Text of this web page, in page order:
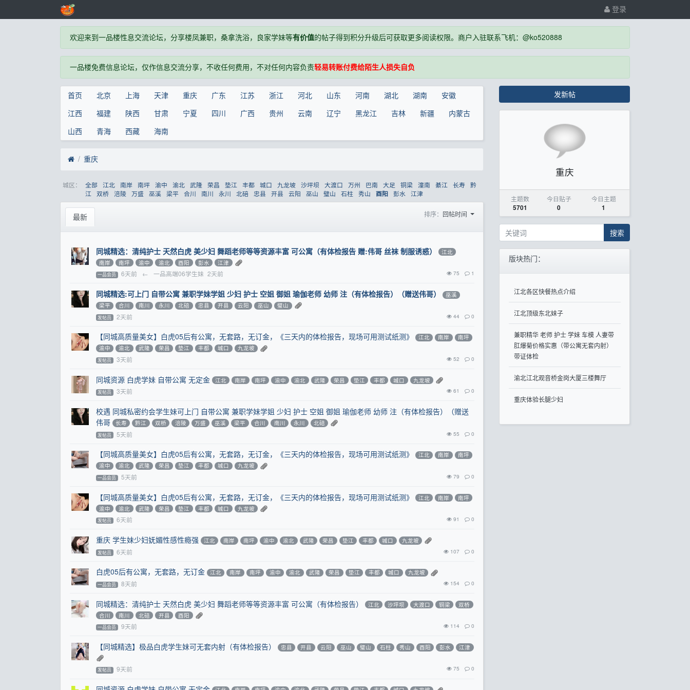
登录
欢迎来到一品楼性息交流论坛，分享楼凤兼职，桑拿洗浴，良家学妹等有价值的帖子得到积分升级后可获取更多阅读权限。商户入驻联系飞机：@ko520888
一品楼免费信息论坛，仅作信息交流分享，不收任何费用，不对任何内容负责轻易转账付费给陌生人损失自负
首页 北京 上海 天津 重庆 广东 江苏 浙江 河北 山东 河南 湖北 湖南
安徽
江西
福建 陕西 甘肃 宁夏 四川 广西 贵州 云南 辽宁 黑龙江 吉林 新疆
内蒙古
山西
青海 西藏 海南
重庆
城区： 全部 江北 南岸 南坪 渝中 渝北 武隆 荣昌 垫江 丰都 城口 九龙坡 沙坪坝 大渡口 万州 巴南 大足 铜梁 潼南 綦江 长寿 黔
江
双桥 涪陵 万盛 巫溪 梁平 合川 南川 永川 北碚 忠县 开县 云阳 巫山 璧山 石柱 秀山 酉阳 彭水 江津
最新 排序： 回帖时间
同城精选：清纯护士 天然白虎 美少妇 舞蹈老师等等资源丰富 可公寓（有体检报告 赠:伟哥 丝袜 制服诱惑）
江北
南岸
南坪 渝中 渝北 酉阳 彭水 江津
一品会员 6天前 ← 一品高端06学生妹 2天前 75 1
同城精选:可上门 自带公寓 兼职学妹学姐 少妇 护士 空姐 御姐 瑜伽老师 幼师 注（有体检报告）（赠送伟哥）
巫溪
梁平
合川 南川 永川 北碚 忠县 开县 云阳 巫山 璧山
发帖员 2天前 44 0
【同城高质量美女】白虎05后有公寓，无套路，无订金，《三天内的体检报告，现场可用测试纸测》 江北 南岸
南坪
渝中
渝北 武隆 荣昌 垫江 丰都 城口 九龙坡
发帖员 3天前 52 0
同城资源 白虎学妹 自带公寓 无定金 江北 南岸 南坪 渝中 渝北 武隆 荣昌 垫江 丰都 城口 九龙坡
发帖员 3天前 61 0
校遇 同城私密约会学生妹可上门 自带公寓 兼职学妹学姐 少妇 护士 空姐 御姐 瑜伽老师 幼师 注（有体检报告）（赠送
伟哥
长寿 黔江 双桥 涪陵 万盛 巫溪 梁平 合川 南川 永川 北碚
发帖员 5天前 55 0
【同城高质量美女】白虎05后有公寓，无套路，无订金，《三天内的体检报告，现场可用测试纸测》 江北 南岸
南坪
渝中
渝北 武隆 荣昌 垫江 丰都 城口 九龙坡
一品会员 5天前 79 0
【同城高质量美女】白虎05后有公寓，无套路，无订金，《三天内的体检报告，现场可用测试纸测》 江北 南岸
南坪
渝中
渝北 武隆 荣昌 垫江 丰都 城口 九龙坡
发帖员 6天前 91 0
重庆 学生妹少妇妩媚性感性瘾强 江北 南岸 南坪 渝中 渝北 武隆 荣昌 垫江 丰都 城口 九龙坡
发帖员 6天前 107 0
白虎05后有公寓，无套路，无订金 江北 南岸 南坪 渝中 渝北 武隆 荣昌 垫江 丰都 城口 九龙坡
一品会员 8天前 154 0
同城精选：清纯护士 天然白虎 美少妇 舞蹈老师等等资源丰富 可公寓（有体检报告） 江北 沙坪坝 大渡口 铜梁
双桥
合川
南川 北碚 开县 酉阳
一品会员 9天前 114 0
【同城精选】极品白虎学生妹可无套内射（有体检报告） 忠县 开县 云阳 巫山 璧山 石柱 秀山 酉阳 彭水 江津
发帖员 9天前 75 0
发新帖
重庆
主题数
5701
今日贴子
0
今日主题
1
搜索
版块热门：
江北各区快餐热点介绍
江北顶级东北妹子
兼职精华 老师 护士 学妹 车模 人妻带
肛爆菊价格实惠（带公寓无套内射）
带证体检
渝北江北观音桥金岗大厦三楼舞厅
重庆体验长腿少妇